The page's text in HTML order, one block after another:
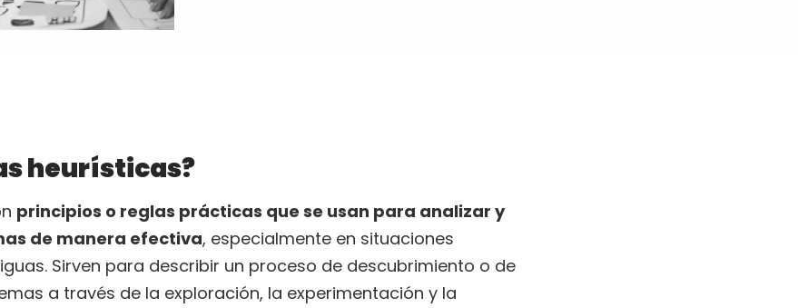
heurísticas?
principios o reglas prácticas que se usan para analizar y
de manera efectiva, especialmente en situaciones
Sirven para describir un proceso de descubrimiento o de
a través de la exploración, la experimentación y la